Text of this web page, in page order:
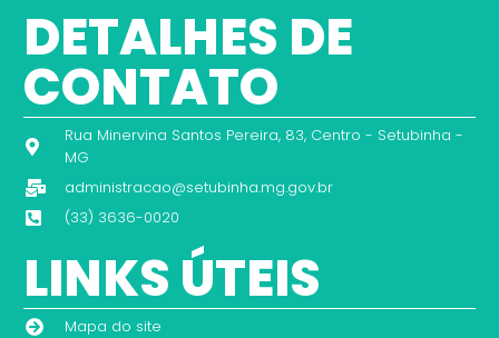
DETALHES DE
CONTATO
Rua Minervina Santos Pereira, 83, Centro - Setubinha -
MG
administracao@setubinha.mg.gov.br
(33) 3636-0020
LINKS ÚTEIS
Mapa do site